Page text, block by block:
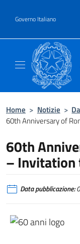
Governo Italiano
Home > Notizie >
60th Anniversary of
60th
– Invitation
Data pubblicazione: